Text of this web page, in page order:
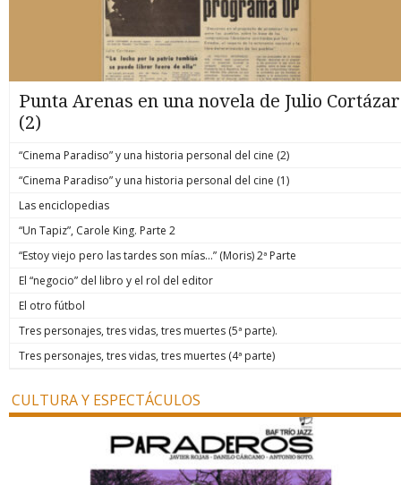
Punta Arenas en una novela de Julio Cortázar
(2)
“Cinema Paradiso” y una historia personal del cine (2)
“Cinema Paradiso” y una historia personal del cine (1)
Las enciclopedias
“Un Tapiz”, Carole King. Parte 2
“Estoy viejo pero las tardes son mías…” (Moris) 2ª Parte
El “negocio” del libro y el rol del editor
El otro fútbol
Tres personajes, tres vidas, tres muertes (5ª parte).
Tres personajes, tres vidas, tres muertes (4ª parte)
CULTURA Y ESPECTÁCULOS